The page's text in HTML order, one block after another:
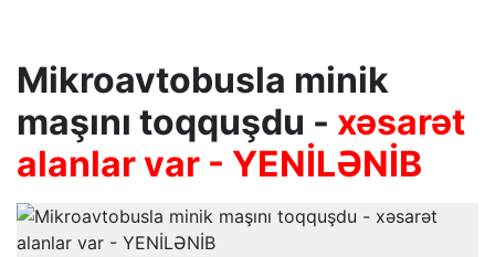
Mikroavtobusla minik
maşını toqquşdu - xəsarət
alanlar var - YENİLƏNİB